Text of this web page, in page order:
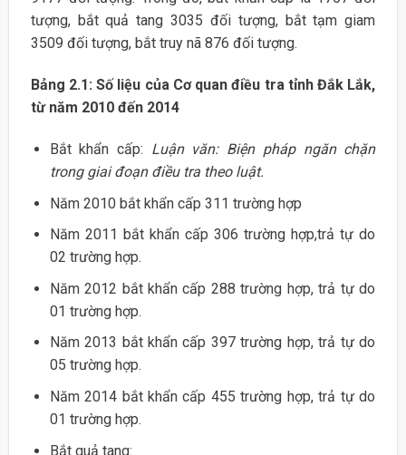
tượng, bắt quả tang 3035 đối tượng, bắt tạm giam
3509 đối tượng, bắt truy nã 876 đối tượng.
Bảng 2.1: Số liệu của Cơ quan điều tra tỉnh Đắk Lắk,
từ năm 2010 đến 2014
Bắt khẩn cấp: Luận văn: Biện pháp ngăn chặn
trong giai đoạn điều tra theo luật.
Năm 2010 bắt khẩn cấp 311 trường hợp
Năm 2011 bắt khẩn cấp 306 trường hợp,trả tự do
02 trường hợp.
Năm 2012 bắt khẩn cấp 288 trường hợp, trả tự do
01 trường hợp.
Năm 2013 bắt khẩn cấp 397 trường hợp, trả tự do
05 trường hợp.
Năm 2014 bắt khẩn cấp 455 trường hợp, trả tự do
01 trường hợp.
Bắt quả tang: